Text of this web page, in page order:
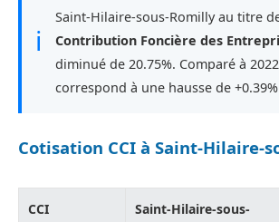
ℹ
Saint-Hilaire-sous-Romilly au titre
Contribution Foncière des
diminué de 20.75%. Comparé à
correspond à une hausse de
Cotisation CCI à Saint-Hilaire-
CCI
Saint-Hilaire-sous-